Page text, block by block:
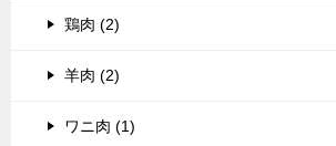
鶏肉 (2)
羊肉 (2)
ワニ肉 (1)